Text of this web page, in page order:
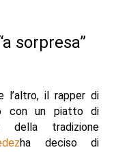
sorpresa”
l’altro, il rapper di
con un piatto di
della tradizione
ha deciso di